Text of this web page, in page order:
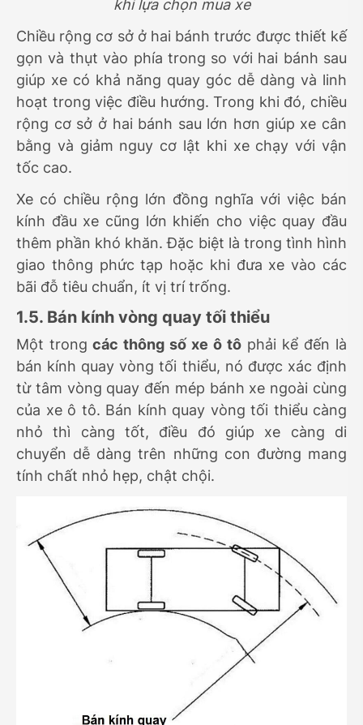
khi lựa chọn mua xe
Chiều rộng cơ sở ở hai bánh trước được thiết kế
gọn và thụt vào phía trong so với hai bánh sau
giúp xe có khả năng quay góc dễ dàng và linh
hoạt trong việc điều hướng. Trong khi đó, chiều
rộng cơ sở ở hai bánh sau lớn hơn giúp xe cân
bằng và giảm nguy cơ lật khi xe chạy với vận
tốc cao.
Xe có chiều rộng lớn đồng nghĩa với việc bán
kính đầu xe cũng lớn khiến cho việc quay đầu
thêm phần khó khăn. Đặc biệt là trong tình hình
giao thông phức tạp hoặc khi đưa xe vào các
bãi đỗ tiêu chuẩn, ít vị trí trống.
1.5. Bán kính vòng quay tối thiểu
Một trong các thông số xe ô tô phải kể đến là
bán kính quay vòng tối thiểu, nó được xác định
từ tâm vòng quay đến mép bánh xe ngoài cùng
của xe ô tô. Bán kính quay vòng tối thiểu càng
nhỏ thì càng tốt, điều đó giúp xe càng di
chuyển dễ dàng trên những con đường mang
tính chất nhỏ hẹp, chật chội.